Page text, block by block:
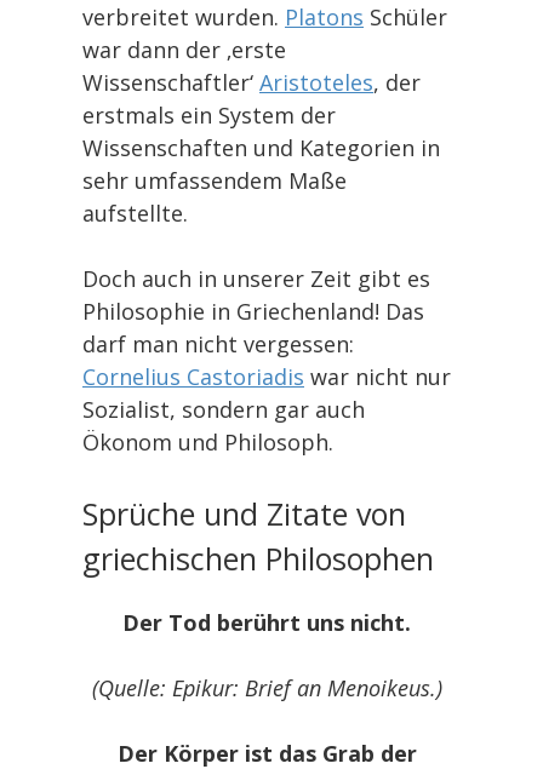
verbreitet wurden. Platons Schüler
war dann der ‚erste
Wissenschaftler‘ Aristoteles, der
erstmals ein System der
Wissenschaften und Kategorien in
sehr umfassendem Maße
aufstellte.
Doch auch in unserer Zeit gibt es
Philosophie in Griechenland! Das
darf man nicht vergessen:
Cornelius Castoriadis war nicht nur
Sozialist, sondern gar auch
Ökonom und Philosoph.
Sprüche und Zitate von
griechischen Philosophen
Der Tod berührt uns nicht.
(Quelle: Epikur: Brief an Menoikeus.)
Der Körper ist das Grab der